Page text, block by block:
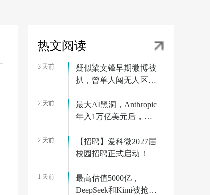
热文阅读
3 天前
疑似梁文锋早期微博被
扒，曾单人闯无人区被
2 天前
最大AI黑洞，Anthropic
年入1万亿美元后，算
2 天前
【招聘】爱科微2027届
校园招聘正式启动！
1 天前
最高估值5000亿，
DeepSeek和Kimi被抢疯